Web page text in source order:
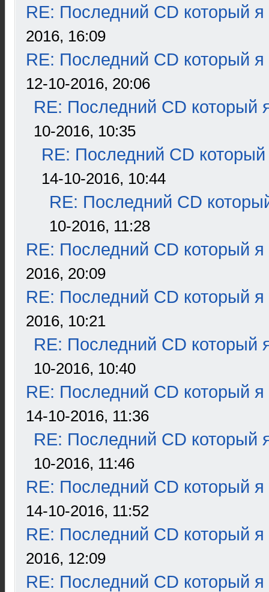
RE: Последний CD который я
2016, 16:09
RE: Последний CD который я
12-10-2016, 20:06
RE: Последний CD который
10-2016, 10:35
RE: Последний CD который
14-10-2016, 10:44
RE: Последний CD
10-2016, 11:28
RE: Последний CD который я
2016, 20:09
RE: Последний CD который я
2016, 10:21
RE: Последний CD который
10-2016, 10:40
RE: Последний CD который я
14-10-2016, 11:36
RE: Последний CD который
10-2016, 11:46
RE: Последний CD который я
14-10-2016, 11:52
RE: Последний CD который я
2016, 12:09
RE: Последний CD который я